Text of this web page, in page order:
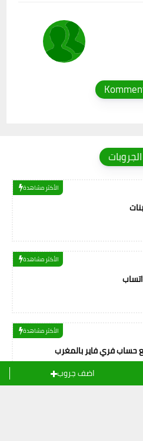
اضف جروب
الأكثر مشاهدة
الأكثر مشاهدة
الأكثر مشاهدة
حساب فري فاير بالمغرب